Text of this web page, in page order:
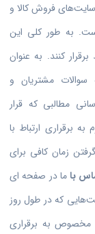
سایت‌های فروش کالا و
به طور کلی این
کنند. به عنوان
مشتریان و
مطالبی که قرار
برقراری ارتباط با
زمان کافی برای
با ما در صفحه ای
که در طول روز
مخصوص به برقراری